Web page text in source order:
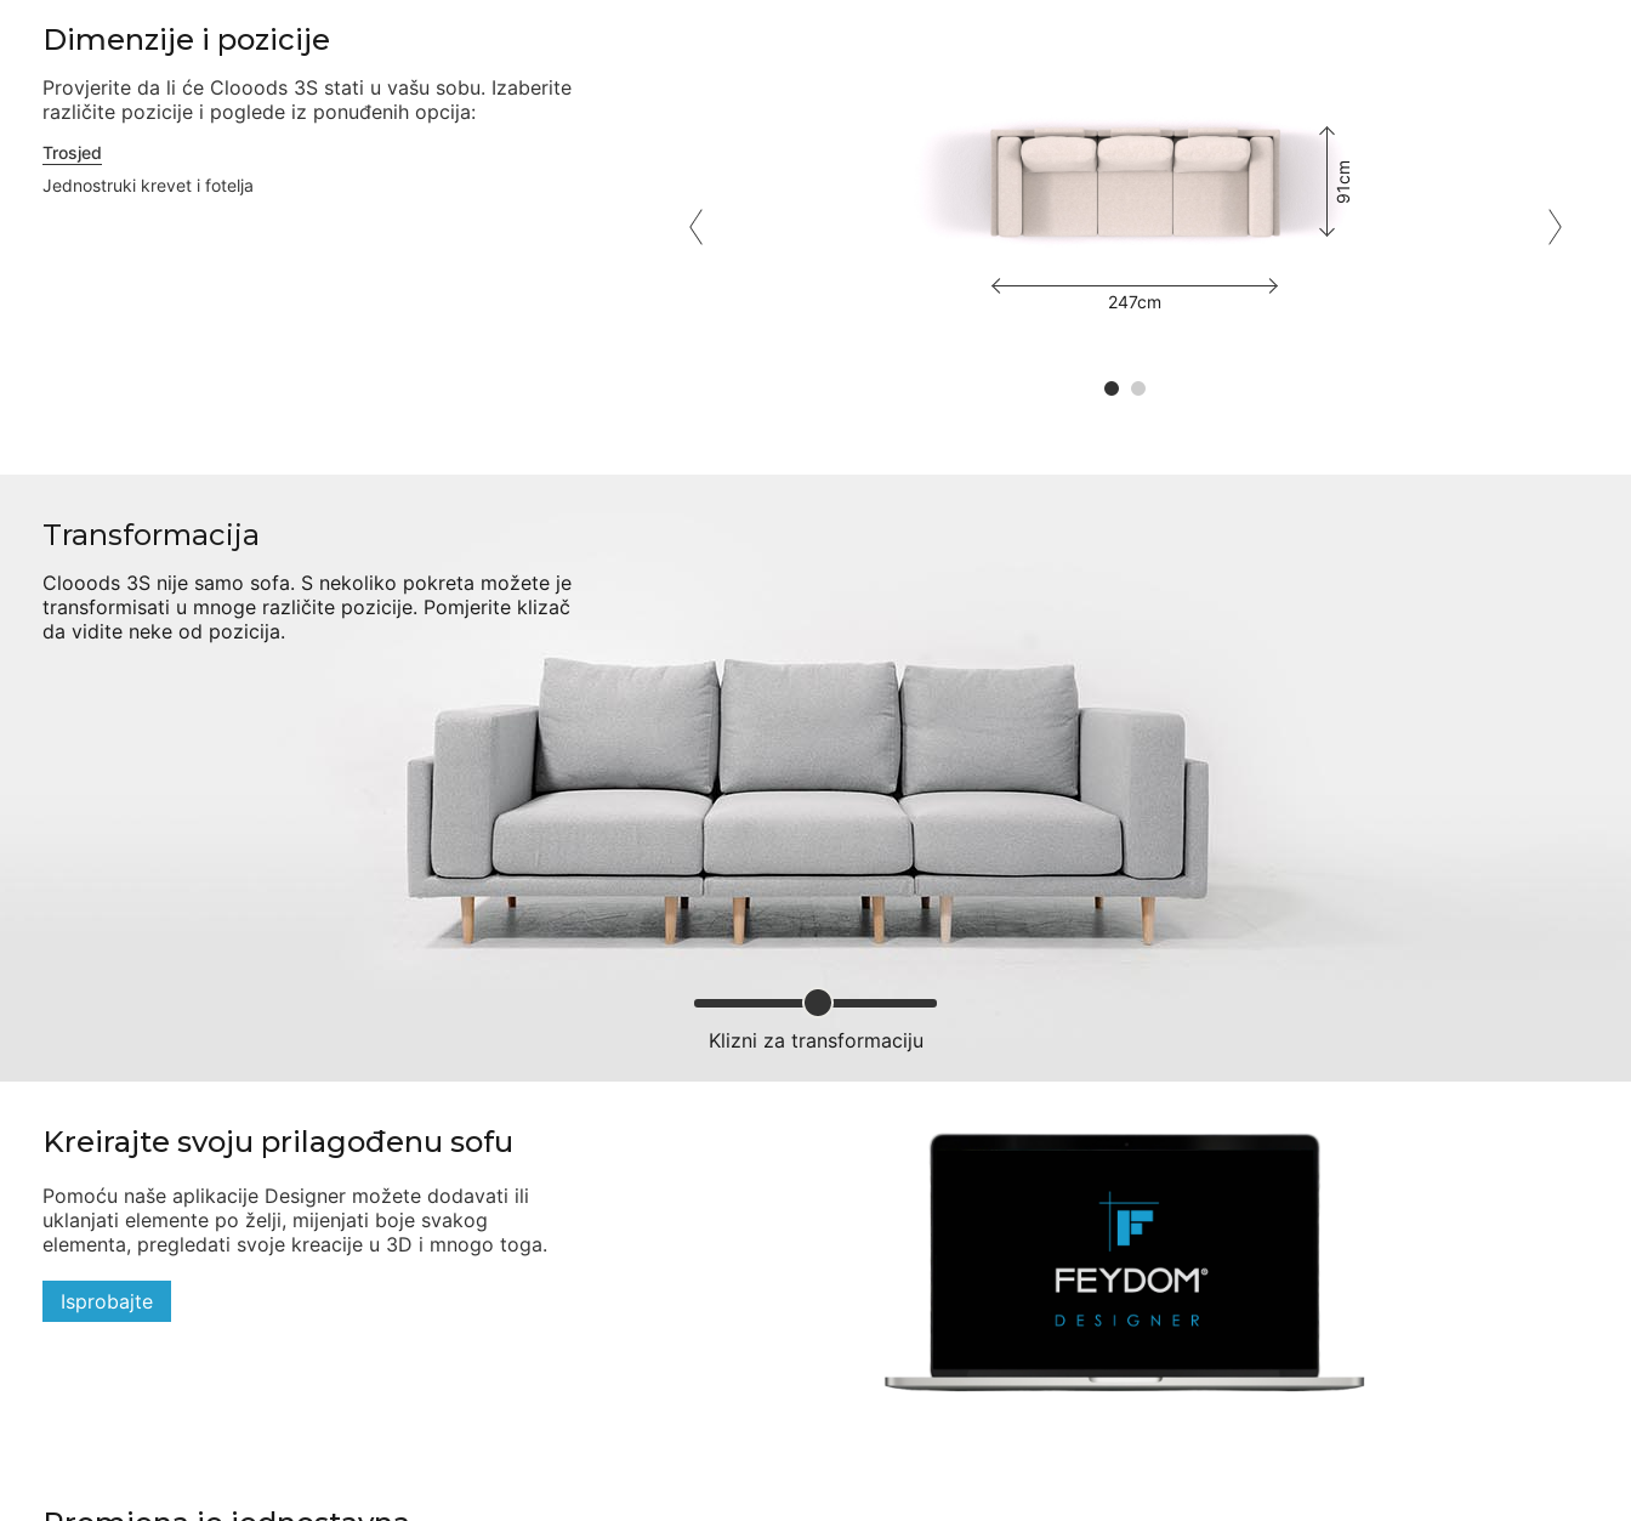
Dimenzije i pozicije
Provjerite da li će Clooods 3S stati u vašu sobu. Izaberite
različite pozicije i poglede iz ponuđenih opcija:
Trosjed
Jednostruki krevet i fotelja
91cm
247cm
Transformacija
Clooods 3S nije samo sofa. S nekoliko pokreta možete je
transformisati u mnoge različite pozicije. Pomjerite klizač
da vidite neke od pozicija.
Klizni za transformaciju
Kreirajte svoju prilagođenu sofu
Pomoću naše aplikacije Designer možete dodavati ili
uklanjati elemente po želji, mijenjati boje svakog
elementa, pregledati svoje kreacije u 3D i mnogo toga.
Isprobajte